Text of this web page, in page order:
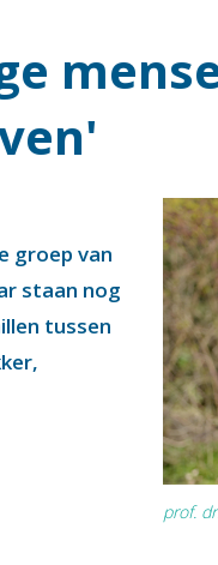
groep van
staan nog
tussen
prof.